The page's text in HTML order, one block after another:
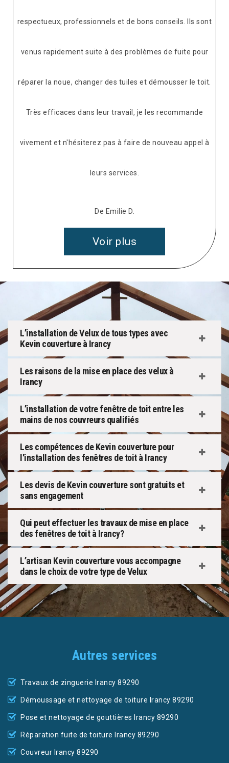
respectueux, professionnels et de bons conseils. Ils sont
venus rapidement suite à des problèmes de fuite pour
réparer la noue, changer des tuiles et démousser le toit.
Très efficaces dans leur travail, je les recommande
vivement et n'hésiterez pas à faire de nouveau appel à
leurs services.
De Emilie D.
Voir plus
L’installation de Velux de tous types avec
Kevin couverture à Irancy
Les raisons de la mise en place des velux à
Irancy
L’installation de votre fenêtre de toit entre les
mains de nos couvreurs qualifiés
Les compétences de Kevin couverture pour
l'installation des fenêtres de toit à Irancy
Les devis de Kevin couverture sont gratuits et
sans engagement
Qui peut effectuer les travaux de mise en place
des fenêtres de toit à Irancy?
L’artisan Kevin couverture vous accompagne
dans le choix de votre type de Velux
Autres services
Travaux de zinguerie Irancy 89290
Démoussage et nettoyage de toiture Irancy 89290
Pose et nettoyage de gouttières Irancy 89290
Réparation fuite de toiture Irancy 89290
Couvreur Irancy 89290